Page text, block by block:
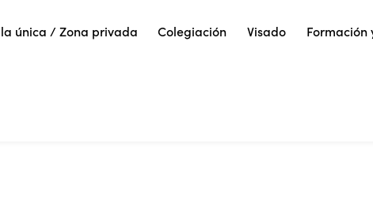
única / Zona privada Colegiación Visado Formación